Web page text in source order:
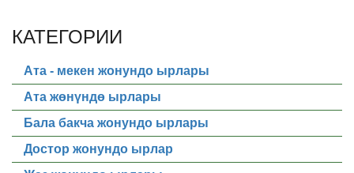
КАТЕГОРИИ
Ата - мекен жонундо ырлары
Ата жөнүндө ырлары
Бала бакча жонундо ырлары
Достор жонундо ырлар